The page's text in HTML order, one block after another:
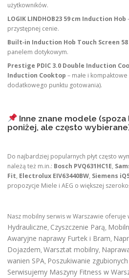
użytkowników.
LOGIK LINDHOB23 59 cm Induction Hob
przystępnej cenie.
Built‑in Induction Hob Touch Screen 58
panelem dotykowym.
Prestige PDIC 3.0 Double Induction
Induction Cooktop – małe i
dodatkowego punktu gotowania).
Inne znane modele
poniżej, ale często
Do najbardziej popularnych płyt często
należą też m.in.: Bosch PVQ631HC1E,
Fit, Electrolux EIV63440BW, Siemens
propozycje Miele i AEG o większej
Nasz mobilny serwis w Warszawie oferuje
Hydrauliczne, Czyszczenie Parą,
Awaryjne naprawy Furtek i Bram,
Dojazdem, Warsztat mobilny,
wanien SPA, Poszukiwanie
Serwisujemy Maszyny Fitness w